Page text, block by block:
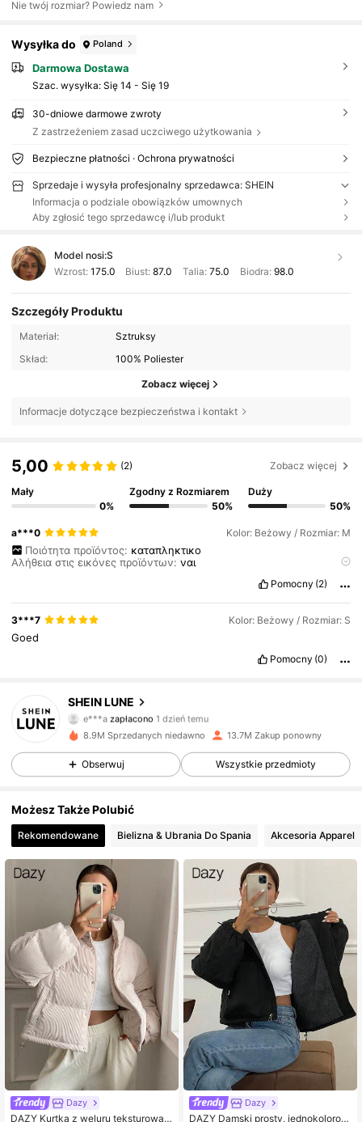
Nie twój rozmiar? Powiedz nam
Wysyłka do Poland
Darmowa Dostawa
Szac. wysyłka: Się 14 - Się 19
30-dniowe darmowe zwroty
Z zastrzeżeniem zasad uczciwego użytkowania
Bezpieczne płatności · Ochrona prywatności
Sprzedaje i wysyła profesjonalny sprzedawca: SHEIN
Informacja o podziale obowiązków umownych
Aby zgłosić tego sprzedawcę i/lub produkt
Model nosi:S
Wzrost: 175.0 Biust:87.0 Talia: 75.0 Biodra: 98.0
Szczegóły Produktu
Materiał:
Sztruksy
Skład:
100% Poliester
Zobacz więcej
Informacje dotyczące bezpieczeństwa i kontakt
5,00 (2) Zobacz więcej
Mały
0%
Zgodny z Rozmiarem
50%
Duży
50%
a***0 Kolor: Beżowy / Rozmiar: M
Ποιότητα προϊόντος: καταπληκτικο
Αλήθεια στις εικόνες προϊόντων:ναι
Pomocny (2)
3***7 Kolor: Beżowy / Rozmiar: S
Goed
Pomocny (0)
SHEIN LUNE
e***azapłacono
N***z zaobserwował(-a)4 godzin(y) temu
4,85 1M Obserwujący
4,85 1M Obserwujący
4,85 1M Obserwujący
4,85 1M Obserwujący
8.9M Sprzedanych niedawno 13.7M Zakup ponowny
Obserwuj Wszystkie przedmioty
Możesz Także Polubić
Rekomendowane Bielizna & Ubrania Do Spania Akcesoria Apparel
Dazy
DAZY Kurtka z weluru teksturowan
Dazy
DAZY Damski prosty, jednokolorow